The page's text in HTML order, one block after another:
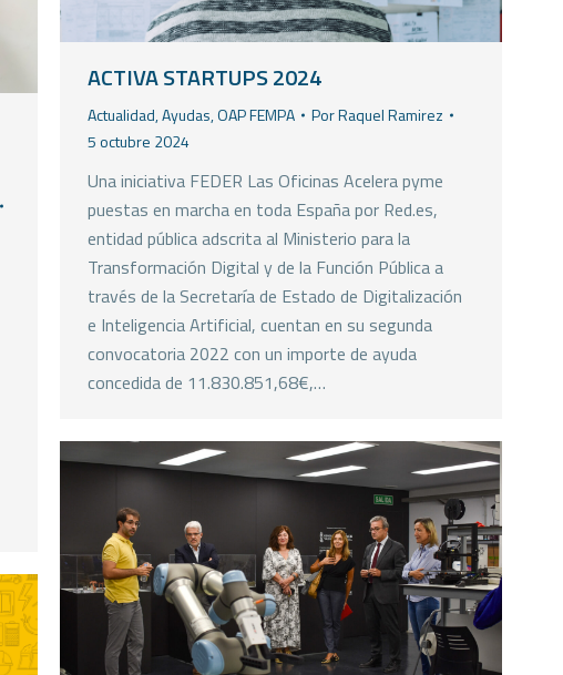
ACTIVA STARTUPS 2024
Actualidad,Ayudas,OAP FEMPA PorRaquel Ramirez
5 octubre 2024
Una iniciativa FEDER Las Oficinas Acelera pyme
puestas en marcha en toda España por Red.es,
entidad pública adscrita al Ministerio para la
Transformación Digital y de la Función Pública a
través de la Secretaría de Estado de Digitalización
e Inteligencia Artificial, cuentan en su segunda
convocatoria 2022 con un importe de ayuda
concedida de 11.830.851,68€,…